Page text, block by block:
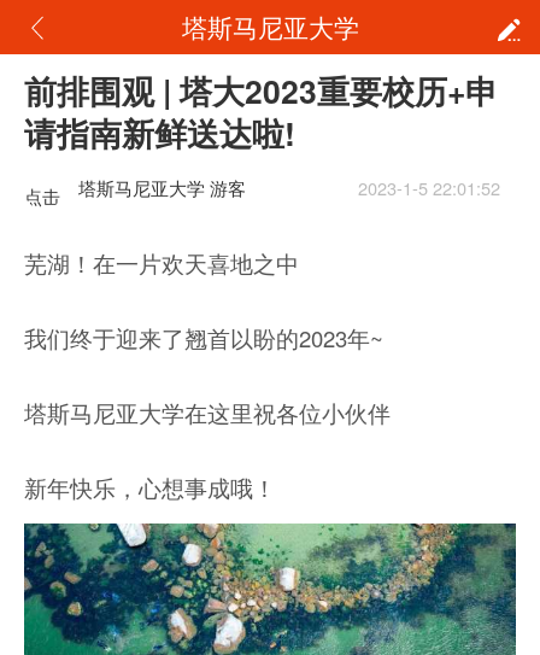
塔斯马尼亚大学
前排围观 | 塔大2023重要校历+申
请指南新鲜送达啦!
点击
塔斯马尼亚大学 游客 2023-1-5 22:01:52
芜湖！在一片欢天喜地之中
我们终于迎来了翘首以盼的2023年~
塔斯马尼亚大学在这里祝各位小伙伴
新年快乐，心想事成哦！